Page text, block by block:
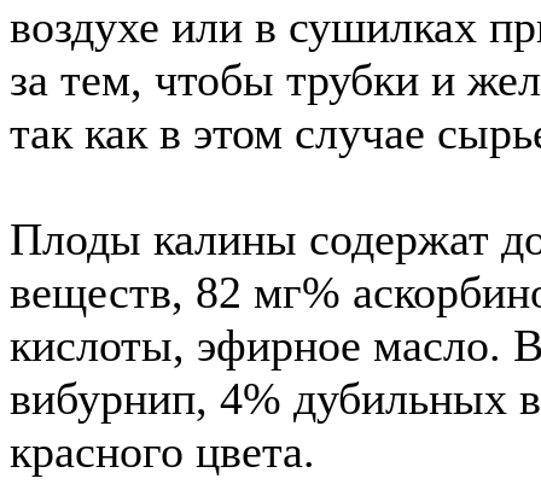
воздухе или в сушилках
за тем, чтобы трубки и
так как в этом случае
Плоды калины содержат
веществ, 82 мг%
кислоты, эфирное масло.
вибурнип, 4% дубильных
красного цвета.